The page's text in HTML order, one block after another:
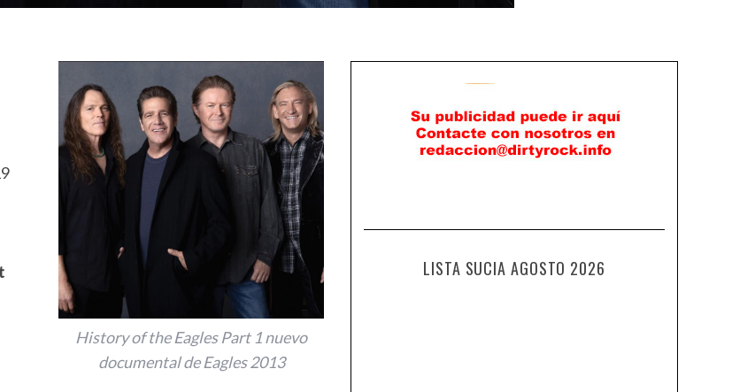
History of the Eagles Part 1 nuevo
documental de Eagles 2013
LISTA SUCIA AGOSTO 2026